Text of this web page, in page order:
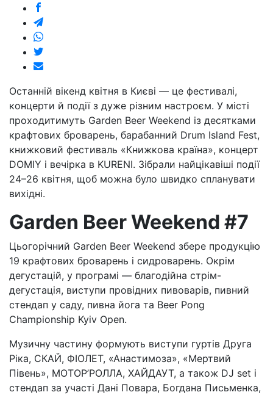
Останній вікенд квітня в Києві — це фестивалі,
концерти й події з дуже різним настроєм. У місті
проходитимуть Garden Beer Weekend із десятками
крафтових броварень, барабанний Drum Island Fest,
книжковий фестиваль «Книжкова країна», концерт
DOMIY і вечірка в KURENI. Зібрали найцікавіші події
24–26 квітня, щоб можна було швидко спланувати
вихідні.
Garden Beer Weekend #7
Цьогорічний Garden Beer Weekend збере продукцію
19 крафтових броварень і сидроварень. Окрім
дегустацій, у програмі — благодійна стрім-
дегустація, виступи провідних пивоварів, пивний
стендап у саду, пивна йога та Beer Pong
Championship Kyiv Open.
Музичну частину формують виступи гуртів Друга
Ріка, СКАЙ, ФІОЛЕТ, «Анастимоза», «Мертвий
Півень», МОТОР’РОЛЛА, ХАЙДАУТ, а також DJ set і
стендап за участі Дані Повара, Богдана Письменка,